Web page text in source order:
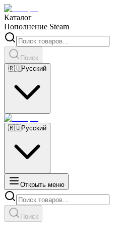
Каталог
Пополнение Steam
Поиск
🇷🇺Русский
🇷🇺Русский
Открыть меню
Поиск